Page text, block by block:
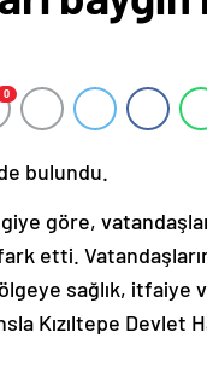
0
bulundu.
göre,
etti. Vatandaşların
sağlık, itfaiye
Kızıltepe Devlet